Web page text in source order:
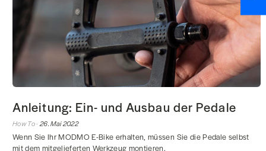
Anleitung: Ein- und Ausbau der Pedale
How To · 26. Mai 2022
Wenn Sie Ihr MODMO E-Bike erhalten, müssen Sie die Pedale selbst
mit dem mitgelieferten Werkzeug montieren.